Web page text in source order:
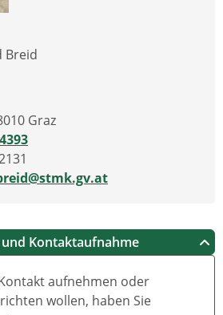
Breid
Graz
Kontaktaufnahme
aufnehmen oder
wollen, haben Sie